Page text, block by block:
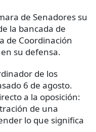
de Senadores su
la bancada de
de Coordinación
su defensa.
de los
6 de agosto.
a la oposición:
de una
lo que significa